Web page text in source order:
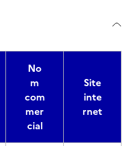
No
m
com
mer
cial
Site
inte
rnet